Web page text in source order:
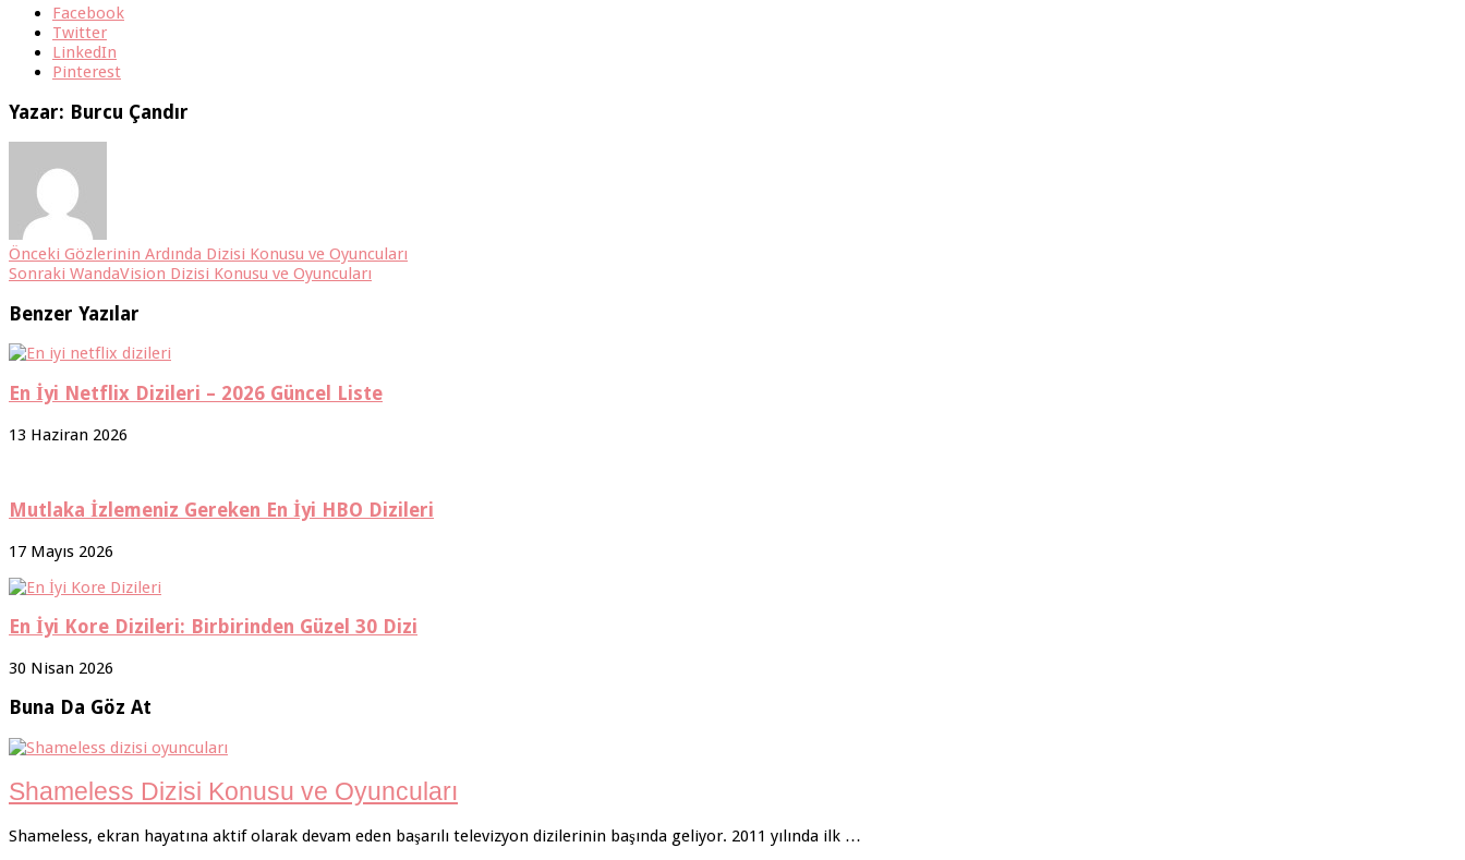
Facebook
Twitter
LinkedIn
Pinterest
Yazar: Burcu Çandır
Önceki Gözlerinin Ardında Dizisi Konusu ve Oyuncuları
Sonraki WandaVision Dizisi Konusu ve Oyuncuları
Benzer Yazılar
En İyi Netflix Dizileri – 2026 Güncel Liste
13 Haziran 2026
Mutlaka İzlemeniz Gereken En İyi HBO Dizileri
17 Mayıs 2026
En İyi Kore Dizileri: Birbirinden Güzel 30 Dizi
30 Nisan 2026
Buna Da Göz At
Shameless Dizisi Konusu ve Oyuncuları
Shameless, ekran hayatına aktif olarak devam eden başarılı televizyon dizilerinin başında geliyor. 2011 yılında ilk …